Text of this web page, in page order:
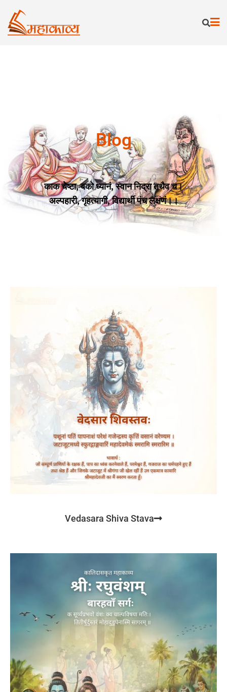
Blog
काक चेष्टा, बको ध्यानं, स्वान निद्रा तथैव च।
अल्पहारी, गृहत्यागी, विद्यार्थी पंच लक्षणं।।
Vedasara Shiva Stava